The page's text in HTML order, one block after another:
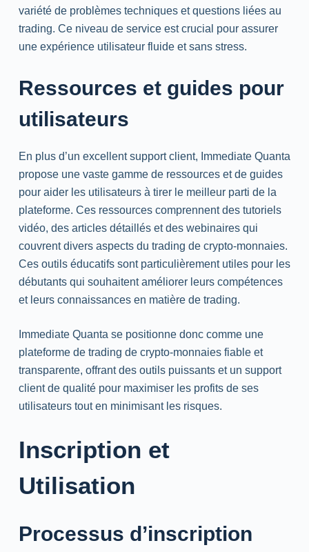
variété de problèmes techniques et questions liées au
trading. Ce niveau de service est crucial pour assurer
une expérience utilisateur fluide et sans stress.
Ressources et guides pour
utilisateurs
En plus d’un excellent support client, Immediate Quanta
propose une vaste gamme de ressources et de guides
pour aider les utilisateurs à tirer le meilleur parti de la
plateforme. Ces ressources comprennent des tutoriels
vidéo, des articles détaillés et des webinaires qui
couvrent divers aspects du trading de crypto-monnaies.
Ces outils éducatifs sont particulièrement utiles pour les
débutants qui souhaitent améliorer leurs compétences
et leurs connaissances en matière de trading.
Immediate Quanta se positionne donc comme une
plateforme de trading de crypto-monnaies fiable et
transparente, offrant des outils puissants et un support
client de qualité pour maximiser les profits de ses
utilisateurs tout en minimisant les risques.
Inscription et
Utilisation
Processus d’inscription